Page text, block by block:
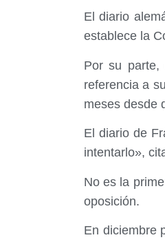
El diario
establece la
Por su parte,
referencia a
meses desde
El diario de
intentarlo»,
No es la
oposición.
En diciembre